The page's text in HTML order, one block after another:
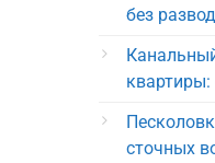
без
сточных